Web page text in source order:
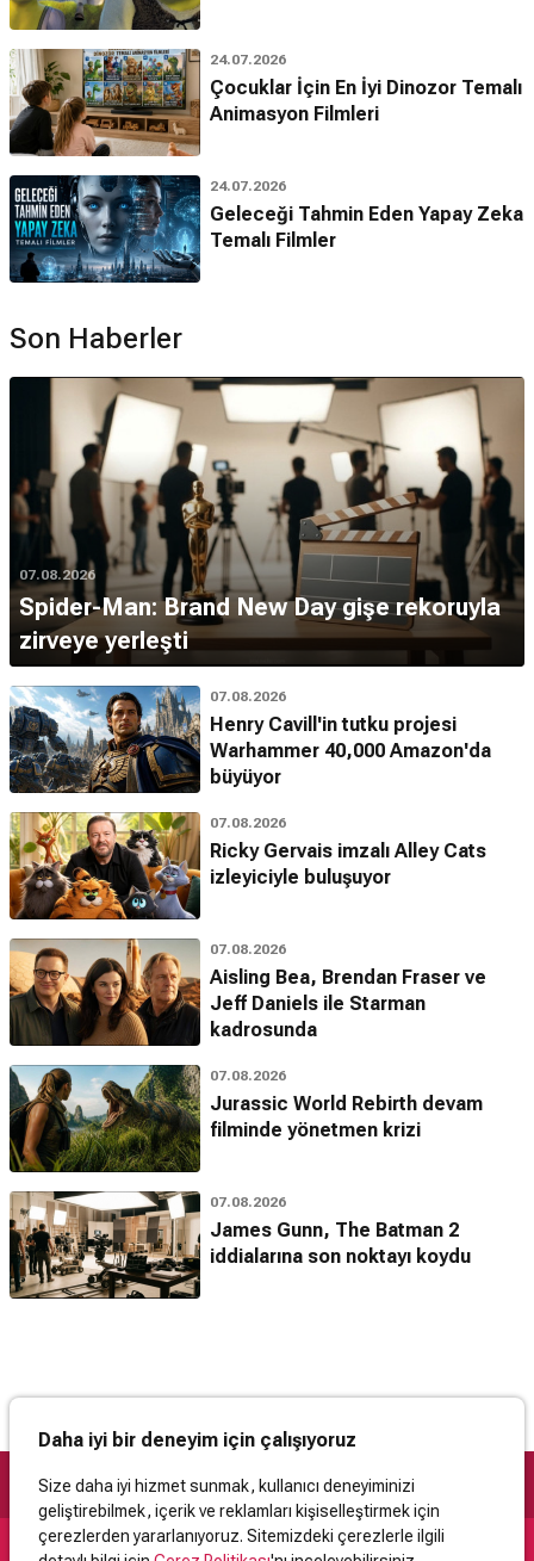
24.07.2026
Çocuklar İçin En İyi Dinozor Temalı
Animasyon Filmleri
24.07.2026
Geleceği Tahmin Eden Yapay Zeka
Temalı Filmler
Son Haberler
07.08.2026
Spider-Man: Brand New Day gişe rekoruyla
zirveye yerleşti
07.08.2026
Henry Cavill'in tutku projesi
Warhammer 40,000 Amazon'da
büyüyor
07.08.2026
Ricky Gervais imzalı Alley Cats
izleyiciyle buluşuyor
07.08.2026
Aisling Bea, Brendan Fraser ve
Jeff Daniels ile Starman
kadrosunda
07.08.2026
Jurassic World Rebirth devam
filminde yönetmen krizi
07.08.2026
James Gunn, The Batman 2
iddialarına son noktayı koydu
Daha iyi bir deneyim için çalışıyoruz
Size daha iyi hizmet sunmak, kullanıcı deneyiminizi
geliştirebilmek, içerik ve reklamları kişiselleştirmek için
çerezlerden yararlanıyoruz. Sitemizdeki çerezlerle ilgili